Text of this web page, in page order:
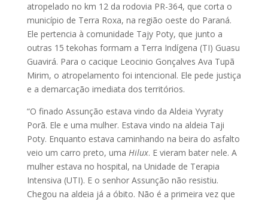
atropelado no km 12 da rodovia PR-364, que corta o
município de Terra Roxa, na região oeste do Paraná.
Ele pertencia à comunidade Tajy Poty, que junto a
outras 15 tekohas formam a Terra Indígena (TI) Guasu
Guavirá. Para o cacique Leocinio Gonçalves Ava Tupã
Mirim, o atropelamento foi intencional. Ele pede justiça
e a demarcação imediata dos territórios.
“O finado Assunção estava vindo da Aldeia Yvyraty
Porã. Ele e uma mulher. Estava vindo na aldeia Taji
Poty. Enquanto estava caminhando na beira do asfalto
veio um carro preto, uma Hilux. E vieram bater nele. A
mulher estava no hospital, na Unidade de Terapia
Intensiva (UTI). E o senhor Assunção não resistiu.
Chegou na aldeia já a óbito. Não é a primeira vez que